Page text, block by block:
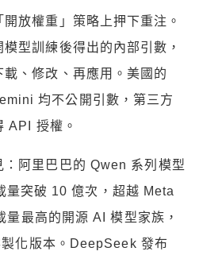
放權重」策略上押下重注。
型訓練後得出的內部引數，
、修改、再應用。美國的
均不公開引數，第三方
API 授權。
阿里巴巴的 Qwen 系列模型
突破 10 億次，超越 Meta
最高的開源 AI 模型家族，
化版本。DeepSeek 發布